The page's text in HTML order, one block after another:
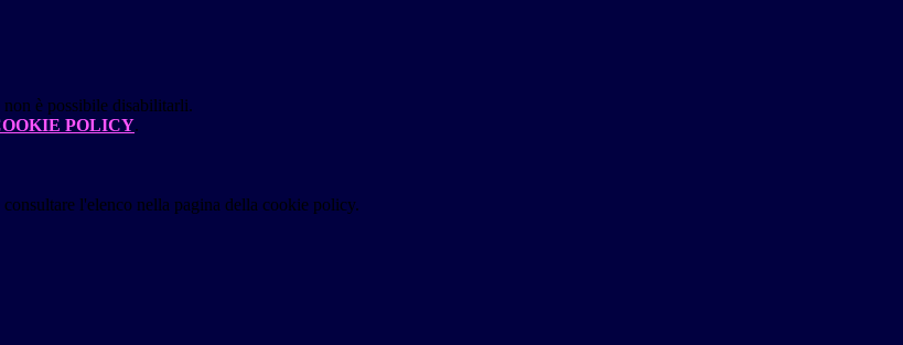
è possibile disabilitarli.
POLICY.
l'elenco nella pagina della cookie policy.